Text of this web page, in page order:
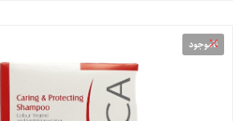
ناموجود